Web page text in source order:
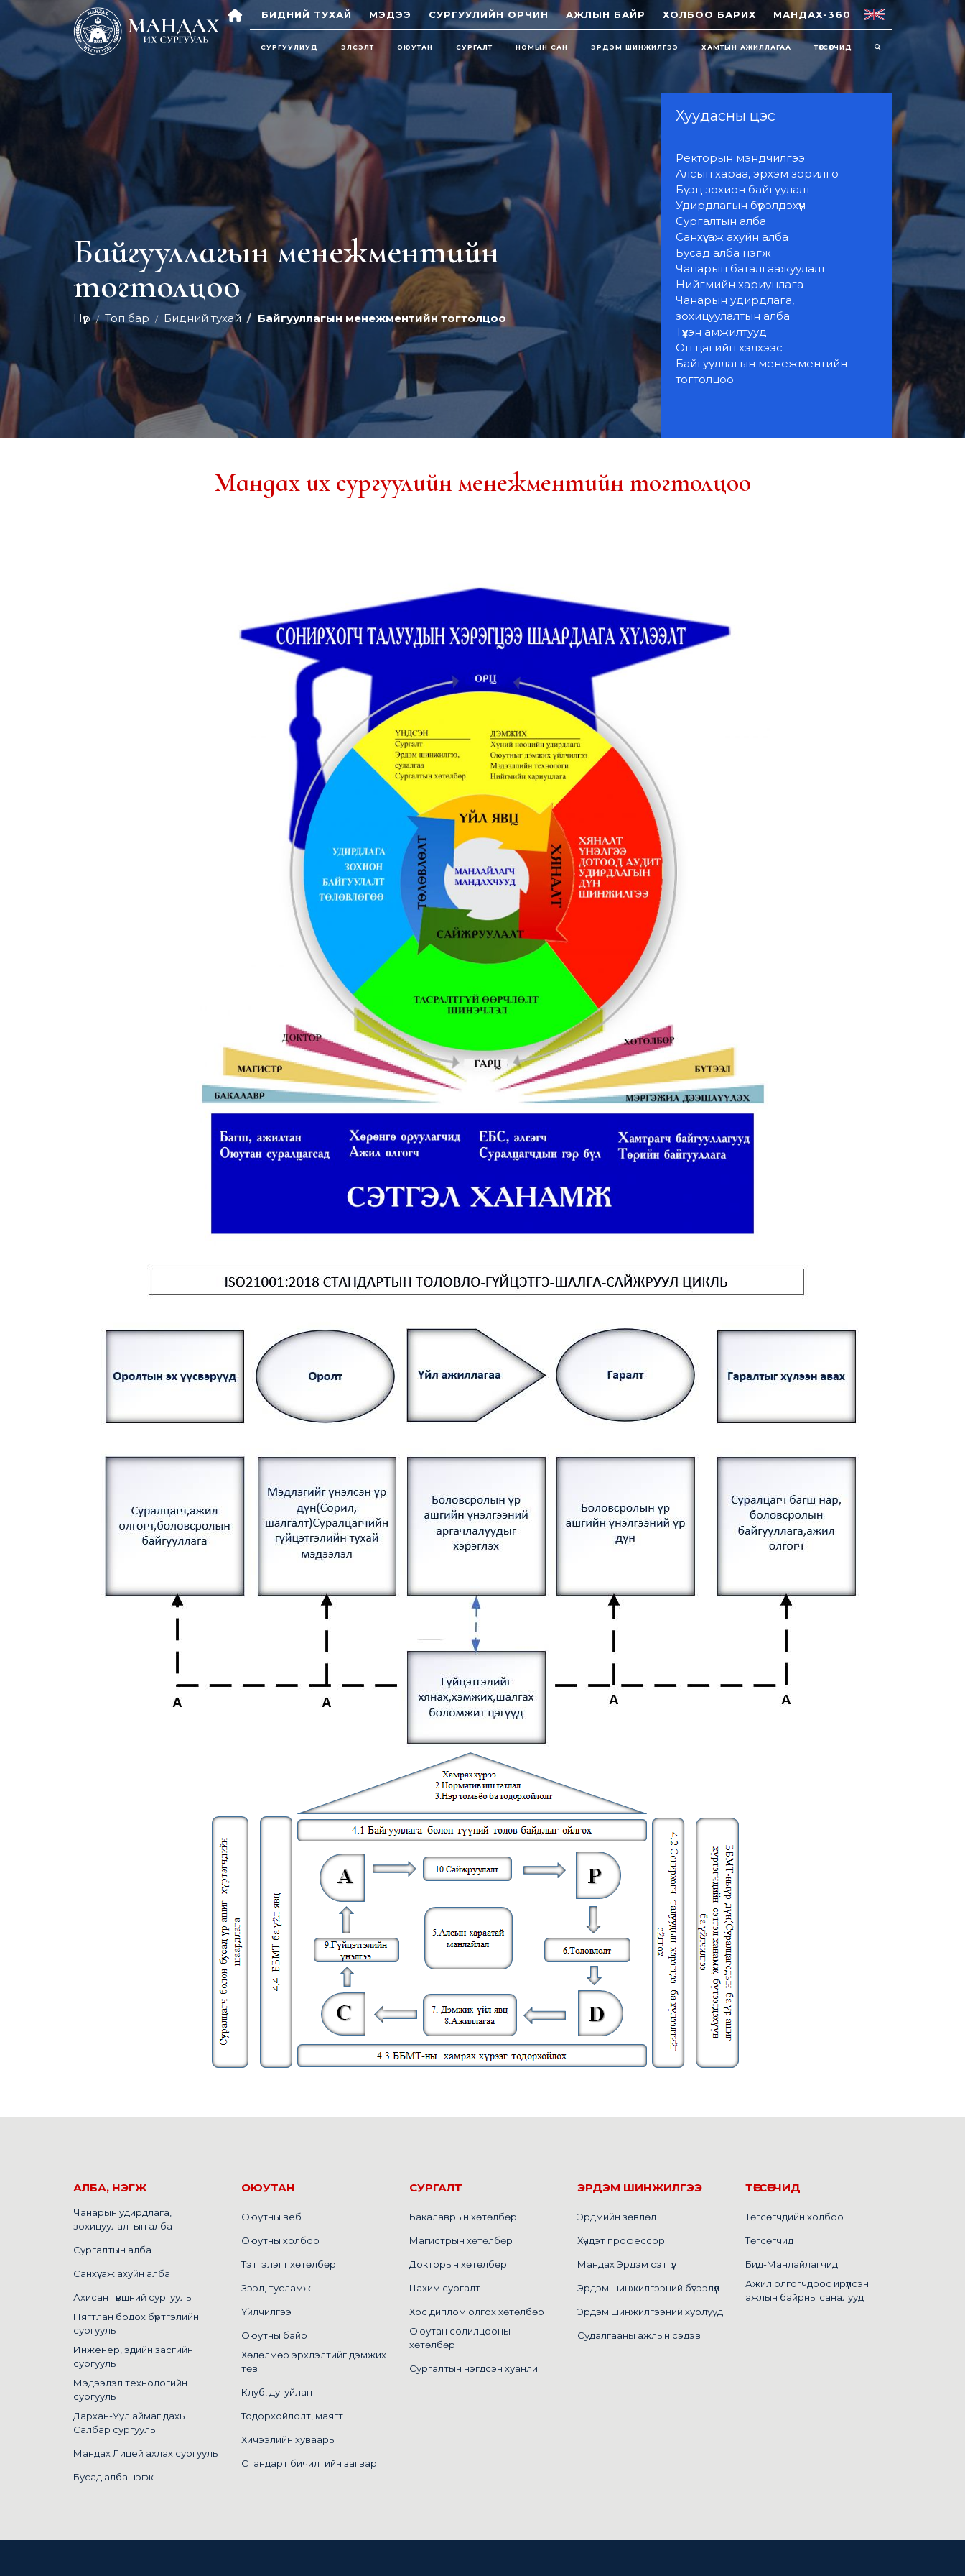
БИДНИЙ ТУХАЙ МЭДЭЭ СУРГУУЛИЙН ОРЧИН АЖЛЫН БАЙР ХОЛБОО БАРИХ МАНДАХ-360
СУРГУУЛИУД ЭЛСЭЛТ ОЮУТАН СУРГАЛТ НОМЫН САН ЭРДЭМ ШИНЖИЛГЭЭ ХАМТЫН АЖИЛЛАГАА ТӨГСӨГЧИД
Хуудасны цэс
Ректорын мэндчилгээ
Алсын хараа, эрхэм зорилго
Бүтэц зохион байгуулалт
Удирдлагын бүрэлдэхүүн
Сургалтын алба
Санхүү, аж ахуйн алба
Бусад алба нэгж
Чанарын баталгаажуулалт
Нийгмийн хариуцлага
Чанарын удирдлага,
зохицуулалтын алба
Түүхэн амжилтууд
Он цагийн хэлхээс
Байгууллагын менежментийн
тогтолцоо
Байгууллагын менежментийн
тогтолцоо
Нүүр Топ бар Бидний тухай Байгууллагын менежментийн тогтолцоо
Мандах их сургуулийн менежментийн тогтолцоо
АЛБА, НЭГЖ
Чанарын удирдлага,
зохицуулалтын алба
Сургалтын алба
Санхүү, аж ахуйн алба
Ахисан түвшний сургууль
Нягтлан бодох бүртгэлийн
сургууль
Инженер, эдийн засгийн
сургууль
Мэдээлэл технологийн
сургууль
Дархан-Уул аймаг дахь
Салбар сургууль
Мандах Лицей ахлах сургууль
Бусад алба нэгж
ОЮУТАН
Оюутны веб
Оюутны холбоо
Тэтгэлэгт хөтөлбөр
Зээл, тусламж
Үйлчилгээ
Оюутны байр
Хөдөлмөр эрхлэлтийг дэмжих
төв
Клуб, дугуйлан
Тодорхойлолт, маягт
Хичээлийн хуваарь
Стандарт бичилтийн загвар
СУРГАЛТ
Бакалаврын хөтөлбөр
Магистрын хөтөлбөр
Докторын хөтөлбөр
Цахим сургалт
Хос диплом олгох хөтөлбөр
Оюутан солилцооны
хөтөлбөр
Сургалтын нэгдсэн хуанли
ЭРДЭМ ШИНЖИЛГЭЭ
Эрдмийн зөвлөл
Хүндэт профессор
Мандах Эрдэм сэтгүүл
Эрдэм шинжилгээний бүтээлүүд
Эрдэм шинжилгээний хурлууд
Судалгааны ажлын сэдэв
ТӨГСӨГЧИД
Төгсөгчдийн холбоо
Төгсөгчид
Бид-Манлайлагчид
Ажил олгогчдоос ирүүлсэн
ажлын байрны саналууд